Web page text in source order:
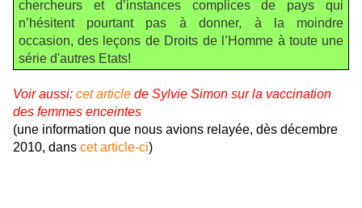
chercheurs et d’instances complices de pays qui
n’hésitent pourtant pas à donner, à la moindre
occasion, des leçons de Droits de l’Homme à toute une
série d'autres Etats!
Voir aussi: cet article de Sylvie Simon sur la vaccination
des femmes enceintes
(une information que nous avions relayée, dès décembre
2010, dans cet article-ci)